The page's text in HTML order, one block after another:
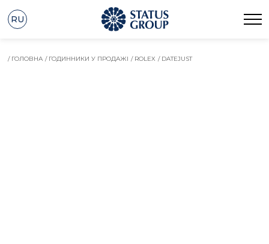
RU
/ ГОЛОВНА / ГОДИННИКИ У ПРОДАЖІ / ROLEX / DATEJUST